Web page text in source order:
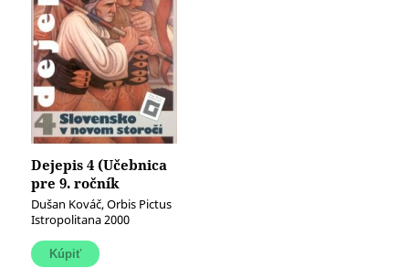
Dejepis 4 (Učebnica
pre 9. ročník
základných škôl)
(Slovensko v novom
storočí)
Dušan Kováč, Orbis Pictus
Istropolitana 2000